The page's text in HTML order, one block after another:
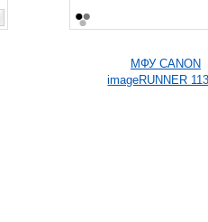
МФУ CANON
imageRUNNER